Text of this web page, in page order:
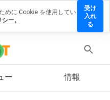
ー 情報
めに Cookie を使用してい
ー。
受け
入れ
る